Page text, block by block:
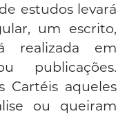
estudos levará
um escrito,
realizada em
publicações.
Cartéis aqueles
ou queiram